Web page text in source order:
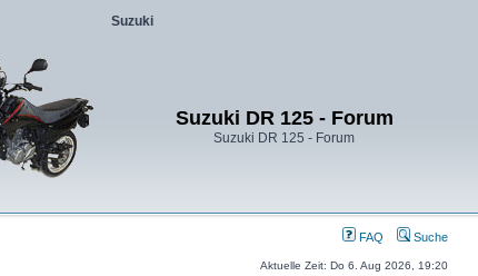
Suzuki
Suzuki DR 125 - Forum
Suzuki DR 125 - Forum
FAQ Suche
Aktuelle Zeit: Do 6. Aug 2026, 19:20